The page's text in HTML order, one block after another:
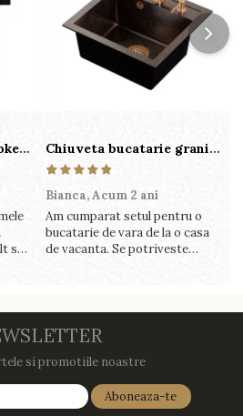
Oala de gatit multicooker 11 functii Instant Pot Pro Crisp 8 + Air Fryer 7.6 lt
sa
Chiuveta bucatarie granit cu finisaj negru perlat/cupru Steingran Art Copper cu dozator si baterie Quadron
Bianca,Acum 2 ani
Am cumparat setul pentru o
bucatarie de vara de la o casa
de vacanta. Se potriveste
cu drag !
si promotiile noastre